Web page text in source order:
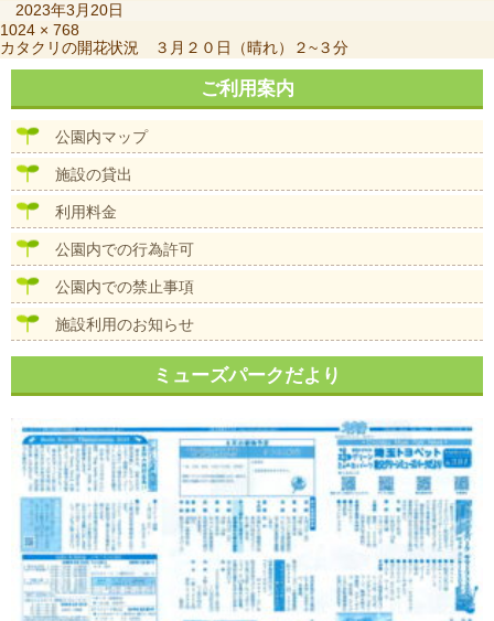
日:
2023年3月20日
フ
ル
サ
ズ
1024 × 768
投
稿
ビ
カタクリの開花状況 ３月２０日（晴れ）２~３分
ご利用案内
公園内マップ
施設の貸出
利用料金
公園内での行為許可
公園内での禁止事項
施設利用のお知らせ
ミューズパークだより